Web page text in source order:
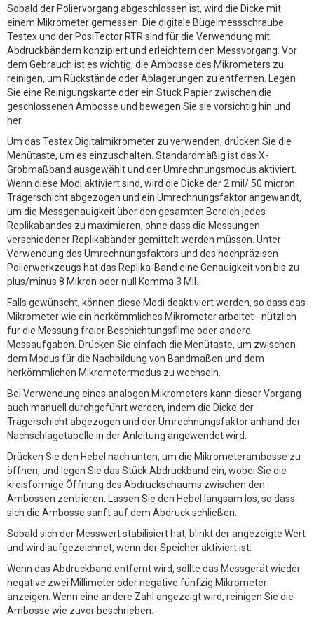
Sobald der Poliervorgang abgeschlossen ist, wird die Dicke mit
einem Mikrometer gemessen. Die digitale Bügelmessschraube
Testex und der PosiTector RTR sind für die Verwendung mit
Abdruckbändern konzipiert und erleichtern den Messvorgang. Vor
dem Gebrauch ist es wichtig, die Ambosse des Mikrometers zu
reinigen, um Rückstände oder Ablagerungen zu entfernen. Legen
Sie eine Reinigungskarte oder ein Stück Papier zwischen die
geschlossenen Ambosse und bewegen Sie sie vorsichtig hin und
her.
Um das Testex Digitalmikrometer zu verwenden, drücken Sie die
Menütaste, um es einzuschalten. Standardmäßig ist das X-
Grobmaßband ausgewählt und der Umrechnungsmodus aktiviert.
Wenn diese Modi aktiviert sind, wird die Dicke der 2 mil/ 50 micron
Trägerschicht abgezogen und ein Umrechnungsfaktor angewandt,
um die Messgenauigkeit über den gesamten Bereich jedes
Replikabandes zu maximieren, ohne dass die Messungen
verschiedener Replikabänder gemittelt werden müssen. Unter
Verwendung des Umrechnungsfaktors und des hochpräzisen
Polierwerkzeugs hat das Replika-Band eine Genauigkeit von bis zu
plus/minus 8 Mikron oder null Komma 3 Mil.
Falls gewünscht, können diese Modi deaktiviert werden, so dass das
Mikrometer wie ein herkömmliches Mikrometer arbeitet - nützlich
für die Messung freier Beschichtungsfilme oder andere
Messaufgaben. Drücken Sie einfach die Menütaste, um zwischen
dem Modus für die Nachbildung von Bandmaßen und dem
herkömmlichen Mikrometermodus zu wechseln.
Bei Verwendung eines analogen Mikrometers kann dieser Vorgang
auch manuell durchgeführt werden, indem die Dicke der
Trägerschicht abgezogen und der Umrechnungsfaktor anhand der
Nachschlagetabelle in der Anleitung angewendet wird.
Drücken Sie den Hebel nach unten, um die Mikrometerambosse zu
öffnen, und legen Sie das Stück Abdruckband ein, wobei Sie die
kreisförmige Öffnung des Abdruckschaums zwischen den
Ambossen zentrieren. Lassen Sie den Hebel langsam los, so dass
sich die Ambosse sanft auf dem Abdruck schließen.
Sobald sich der Messwert stabilisiert hat, blinkt der angezeigte Wert
und wird aufgezeichnet, wenn der Speicher aktiviert ist.
Wenn das Abdruckband entfernt wird, sollte das Messgerät wieder
negative zwei Millimeter oder negative fünfzig Mikrometer
anzeigen. Wenn eine andere Zahl angezeigt wird, reinigen Sie die
Ambosse wie zuvor beschrieben.